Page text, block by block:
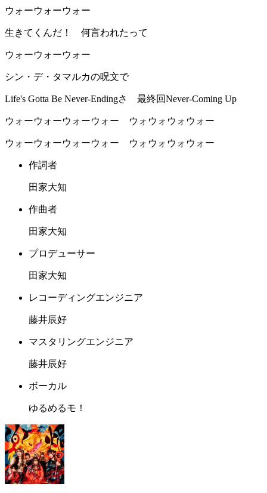
ウォーウォーウォー
生きてくんだ！ 何言われたって
ウォーウォーウォー
シン・デ・タマルカの呪文で
Life's Gotta Be Never-Endingさ 最終回Never-Coming Up
ウォーウォーウォーウォー ウォウォウォウォー
ウォーウォーウォーウォー ウォウォウォウォー
作詞者
田家大知
作曲者
田家大知
プロデューサー
田家大知
レコーディングエンジニア
藤井辰好
マスタリングエンジニア
藤井辰好
ボーカル
ゆるめるモ！